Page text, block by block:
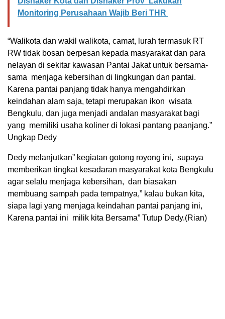
Monitoring Perusahaan Wajib Beri THR
“Walikota dan wakil walikota, camat, lurah termasuk RT
RW tidak bosan berpesan kepada masyarakat dan para
nelayan di sekitar kawasan Pantai Jakat untuk bersama-
sama menjaga kebersihan di lingkungan dan pantai.
Karena pantai panjang tidak hanya mengahdirkan
keindahan alam saja, tetapi merupakan ikon wisata
Bengkulu, dan juga menjadi andalan masyarakat bagi
yang memiliki usaha koliner di lokasi pantang paanjang.”
Ungkap Dedy
Dedy melanjutkan” kegiatan gotong royong ini, supaya
memberikan tingkat kesadaran masyarakat kota Bengkulu
agar selalu menjaga kebersihan, dan biasakan
membuang sampah pada tempatnya,” kalau bukan kita,
siapa lagi yang menjaga keindahan pantai panjang ini,
Karena pantai ini milik kita Bersama” Tutup Dedy.(Rian)